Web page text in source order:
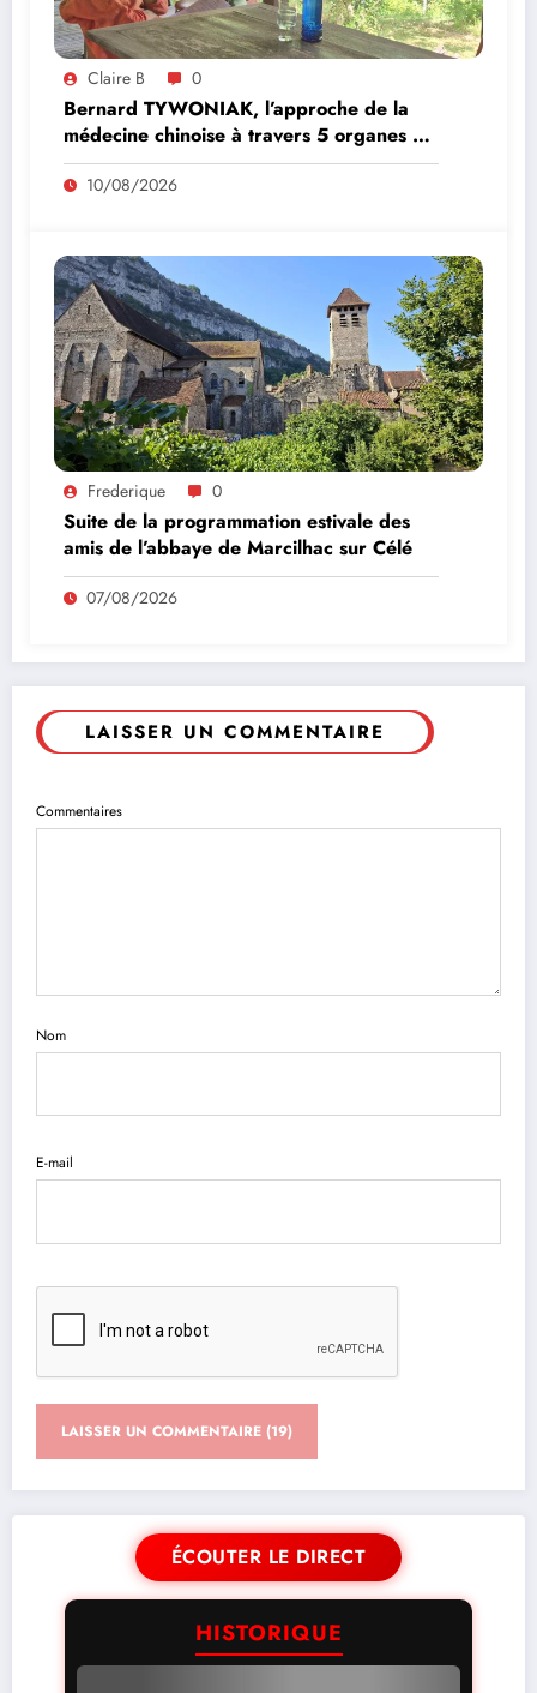
Claire B 0
Bernard TYWONIAK, l’approche de la
médecine chinoise à travers 5 organes du
corps
10/08/2026
Frederique 0
Suite de la programmation estivale des
amis de l’abbaye de Marcilhac sur Célé
07/08/2026
LAISSER UN COMMENTAIRE
Commentaires
Nom
E-mail
ÉCOUTER LE DIRECT
HISTORIQUE